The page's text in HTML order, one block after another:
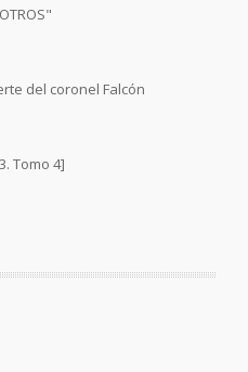
del coronel Falcón
Tomo 4]